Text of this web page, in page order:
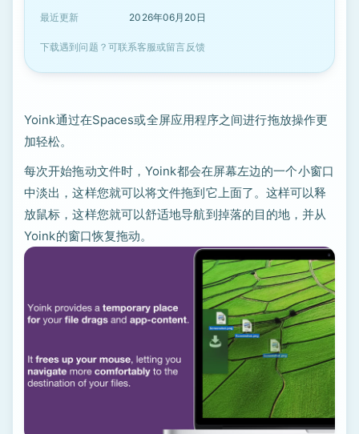
最近更新 2026年06月20日
下载遇到问题？可联系客服或留言反馈
Yoink通过在Spaces或全屏应用程序之间进行拖放操作更
加轻松。
每次开始拖动文件时，Yoink都会在屏幕左边的一个小窗口
中淡出，这样您就可以将文件拖到它上面了。这样可以释
放鼠标，这样您就可以舒适地导航到掉落的目的地，并从
Yoink的窗口恢复拖动。